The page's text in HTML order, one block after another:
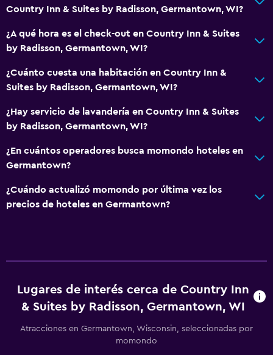
Country Inn & Suites by Radisson, Germantown, WI?
¿A qué hora es el check-out en Country Inn & Suites
by Radisson, Germantown, WI?
¿Cuánto cuesta una habitación en Country Inn &
Suites by Radisson, Germantown, WI?
¿Hay servicio de lavandería en Country Inn & Suites
by Radisson, Germantown, WI?
¿En cuántos operadores busca momondo hoteles en
Germantown?
¿Cuándo actualizó momondo por última vez los
precios de hoteles en Germantown?
Lugares de interés cerca de Country Inn
& Suites by Radisson, Germantown, WI
Atracciones en Germantown, Wisconsin, seleccionadas por
momondo